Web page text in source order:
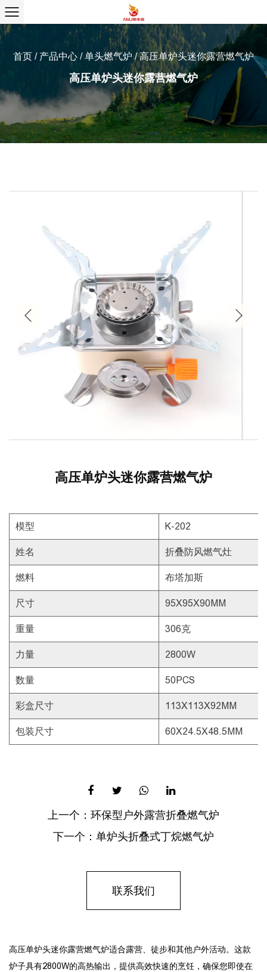
首页 / 产品中心 /单头燃气炉/高压单炉头迷你露营燃气炉
高压单炉头迷你露营燃气炉
高压单炉头迷你露营燃气炉
模型 K-202
姓名 折叠防风燃气灶
燃料 布塔加斯
尺寸 95X95X90MM
重量 306克
力量 2800W
数量 50PCS
彩盒尺寸 113X113X92MM
包装尺寸 60X24.5X48.5MM
上一个： 环保型户外露营折叠燃气炉
下一个： 单炉头折叠式丁烷燃气炉
联系我们
高压单炉头迷你露营燃气炉适合露营、徒步和其他户外活动。这款
炉子具有2800W的高热输出，提供高效快速的烹饪，确保您即使在